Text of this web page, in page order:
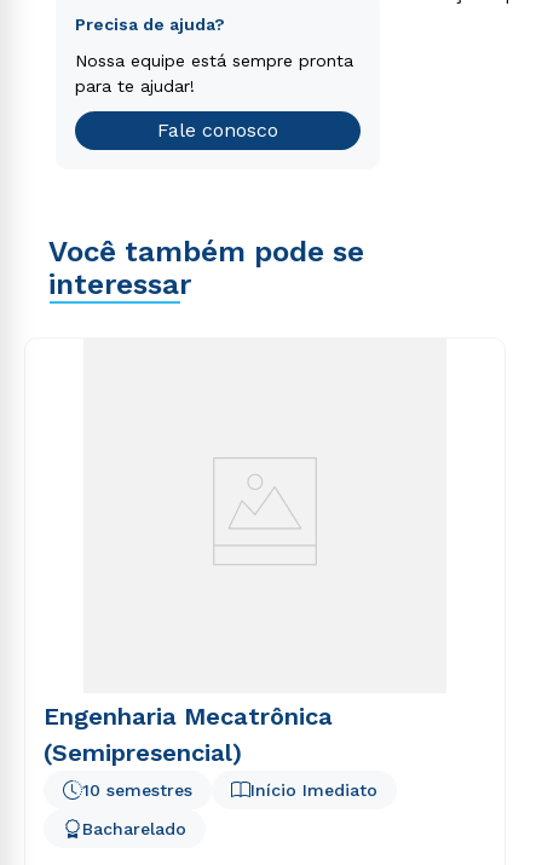
consequuntur magni dolores eos qui ratione
Faça o nosso teste vocacional
Encontre o curso de graduação
que é o ideal para você.
Teste vocacional
Precisa de ajuda?
Nossa equipe está sempre pronta
para te ajudar!
Fale conosco
Você também pode se
interessar
Engenharia Mecatrônica
(Semipresencial)
Início Imediato
10 semestres
Bacharelado